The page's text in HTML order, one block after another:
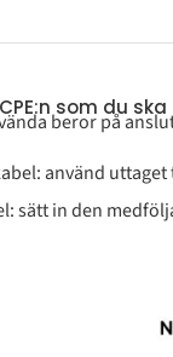
som du
beror på
använd
sätt in den